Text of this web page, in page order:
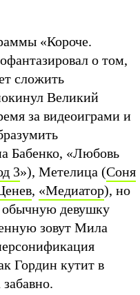
«Короче.
о том,
сложить
Великий
за видеоиграми и
Бабенко, «Любовь
3»), Метелица (Соня
, «Медиатор), но
обычную девушку
зовут Мила
Гордин кутит в